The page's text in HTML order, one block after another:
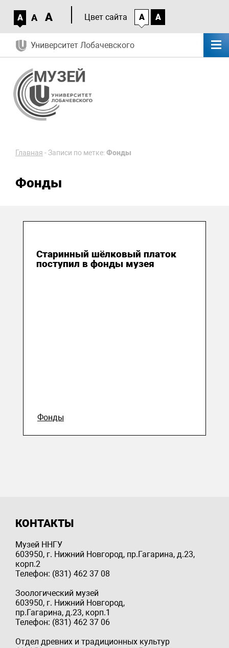
A A A Цвет сайта A A
Университет Лобачевского
Главная -Записи по метке: Фонды
Фонды
Старинный шёлковый платок
поступил в фонды музея
Фонды
КОНТАКТЫ
Музей ННГУ
603950, г. Нижний Новгород, пр.Гагарина, д.23,
корп.2
Телефон: (831) 462 37 08
Зоологический музей
603950, г. Нижний Новгород,
пр.Гагарина, д.23, корп.1
Телефон: (831) 462 37 06
Отдел древних и традиционных культур